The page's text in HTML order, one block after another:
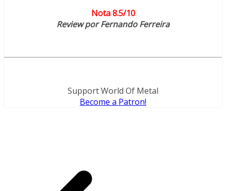
Nota 8.5/10
Review por Fernando Ferreira
Support World Of Metal
Become a Patron!